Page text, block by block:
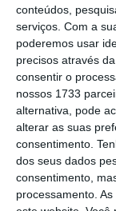
conteúdos,
serviços. Com a
poderemos usar
precisos através
consentir o
nossos 1733
alternativa, pode
alterar as suas
consentimento.
dos seus dados
consentimento,
processamento.
Apesar de
entende que
reduzido”.
Para a
empresas,o
aumento dos
“diminuindo